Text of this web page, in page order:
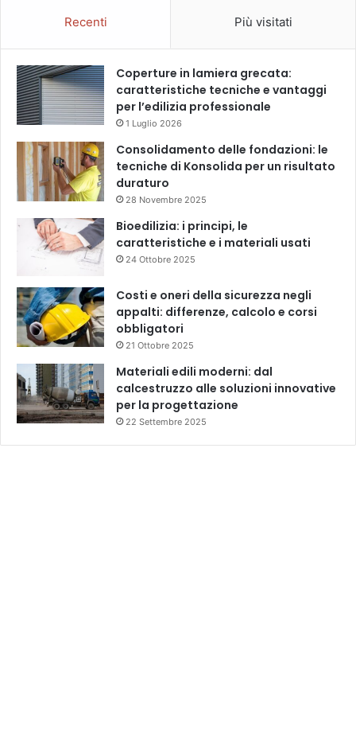
Recenti Più visitati
Coperture in lamiera grecata:
caratteristiche tecniche e vantaggi
per l’edilizia professionale
1 Luglio 2026
Consolidamento delle fondazioni: le
tecniche di Konsolida per un risultato
duraturo
28 Novembre 2025
Bioedilizia: i principi, le
caratteristiche e i materiali usati
24 Ottobre 2025
Costi e oneri della sicurezza negli
appalti: differenze, calcolo e corsi
obbligatori
21 Ottobre 2025
Materiali edili moderni: dal
calcestruzzo alle soluzioni innovative
per la progettazione
22 Settembre 2025